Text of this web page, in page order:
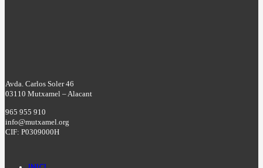
Avda. Carlos Soler 46
03110 Mutxamel – Alacant
965 955 910
info@mutxamel.org
CIF: P0309000H